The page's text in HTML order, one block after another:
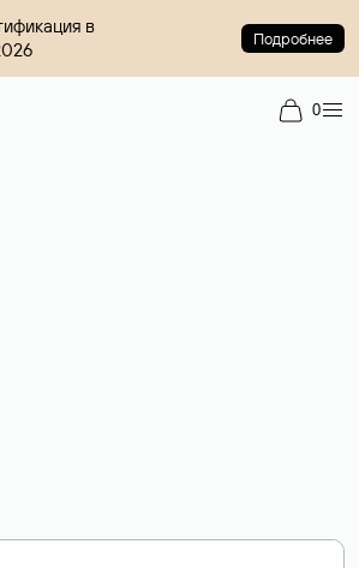
в
Подробнее
0